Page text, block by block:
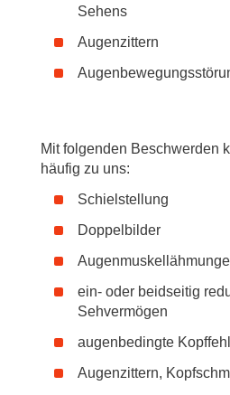
Sehens
Augenzittern
Mit folgenden Beschwerden
häufig zu uns:
Schielstellung
Doppelbilder
ein- oder beidseitig
Sehvermögen
augenbedingte
Augenzittern,